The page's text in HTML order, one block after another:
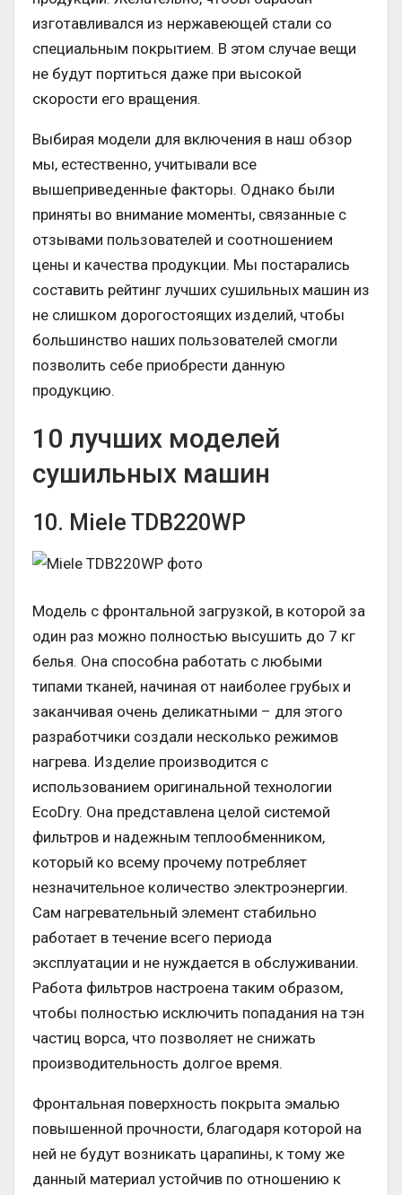
изготавливался из нержавеющей стали со
специальным покрытием. В этом случае вещи
не будут портиться даже при высокой
скорости его вращения.
Выбирая модели для включения в наш обзор
мы, естественно, учитывали все
вышеприведенные факторы. Однако были
приняты во внимание моменты, связанные с
отзывами пользователей и соотношением
цены и качества продукции. Мы постарались
составить рейтинг лучших сушильных машин из
не слишком дорогостоящих изделий, чтобы
большинство наших пользователей смогли
позволить себе приобрести данную
продукцию.
10 лучших моделей
сушильных машин
10. Miele TDB220WP
Модель с фронтальной загрузкой, в которой за
один раз можно полностью высушить до 7 кг
белья. Она способна работать с любыми
типами тканей, начиная от наиболее грубых и
заканчивая очень деликатными – для этого
разработчики создали несколько режимов
нагрева. Изделие производится с
использованием оригинальной технологии
EcoDry. Она представлена целой системой
фильтров и надежным теплообменником,
который ко всему прочему потребляет
незначительное количество электроэнергии.
Сам нагревательный элемент стабильно
работает в течение всего периода
эксплуатации и не нуждается в обслуживании.
Работа фильтров настроена таким образом,
чтобы полностью исключить попадания на тэн
частиц ворса, что позволяет не снижать
производительность долгое время.
Фронтальная поверхность покрыта эмалью
повышенной прочности, благодаря которой на
ней не будут возникать царапины, к тому же
данный материал устойчив по отношению к